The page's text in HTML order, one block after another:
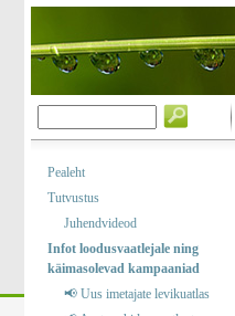
Pealeht
Tutvustus
Juhendvideod
Infot loodusvaatlejale ning
käimasolevad kampaaniad
📢 Uus imetajate levikuatlas